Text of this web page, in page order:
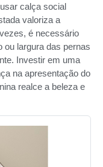
calça social
valoriza a
é necessário
ou largura das pernas
Investir em uma
na apresentação do
realce a beleza e